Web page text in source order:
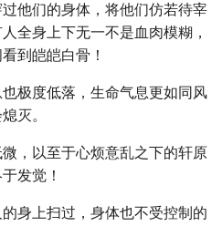
他们的身体，将他们仿若待宰
全身上下无一不是血肉模糊，
到皑皑白骨！
极度低落，生命气息更如同风
灭。
，以至于心烦意乱之下的轩原
发觉！
身上扫过，身体也不受控制的